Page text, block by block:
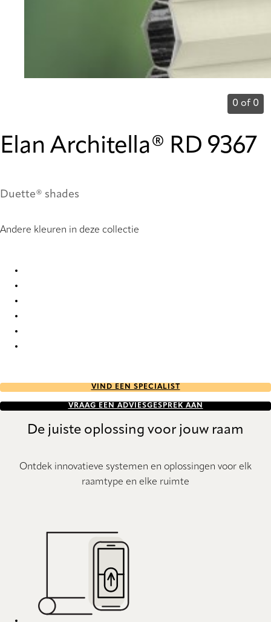
0 of 0
Elan Architella® RD 9367
Duette® shades
Andere kleuren in deze collectie
VIND EEN SPECIALIST
VRAAG EEN ADVIESGESPREK AAN
De juiste oplossing voor jouw raam
Ontdek innovatieve systemen en oplossingen voor elk
raamtype en elke ruimte